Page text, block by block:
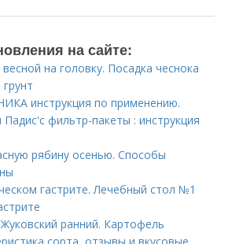
на сайте:
на головку. Посадка чеснока
инструкция по применению.
фильтр-пакеты : инструкция
рябину осенью. Способы
гастрите. Лечебный стол №1
ранний. Картофель
сорта, отзывы и вкусовые